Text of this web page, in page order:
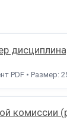
PDF • Размер:
комиссии